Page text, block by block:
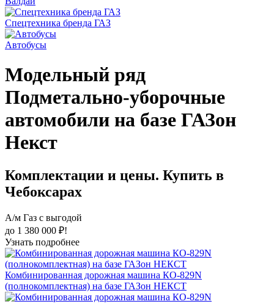
Спецтехника бренда ГАЗ
Автобусы
Модельный ряд
Подметально-уборочные
автомобили на базе ГАЗон
Некст
Комплектации и цены. Купить в
Чебоксарах
А/м Газ с выгодой
до 1 380 000 ₽!
Узнать подробнее
Комбинированная дорожная машина КО-829N
(полнокомплектная) на базе ГАЗон НЕКСТ